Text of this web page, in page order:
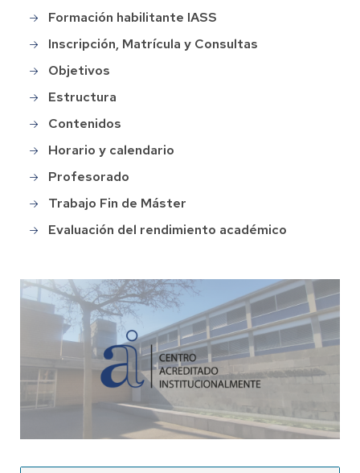
Formación habilitante IASS
Inscripción, Matrícula y Consultas
Objetivos
Estructura
Contenidos
Horario y calendario
Profesorado
Trabajo Fin de Máster
Evaluación del rendimiento académico